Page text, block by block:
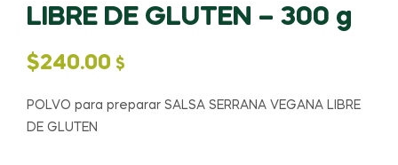
LIBRE DE GLUTEN – 300 g
$240.00 $
POLVO para preparar SALSA SERRANA VEGANA LIBRE
DE GLUTEN